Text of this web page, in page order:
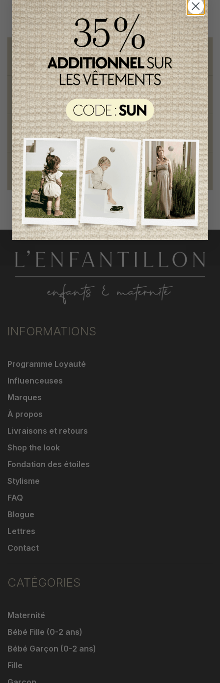
Livraison gratuite
sur toute commande de 100 $ et plus
Vêtements chics et tendances
pour mamans et enfants
Style et élégance
qualité remarquable
Fondation des étoiles
fiers de collaborer à une bonne cause
INFORMATIONS
Programme Loyauté
Influenceuses
Marques
À propos
Livraisons et retours
Shop the look
Fondation des étoiles
Stylisme
FAQ
Blogue
Lettres
Contact
CATÉGORIES
Maternité
Bébé Fille (0-2 ans)
Bébé Garçon (0-2 ans)
Fille